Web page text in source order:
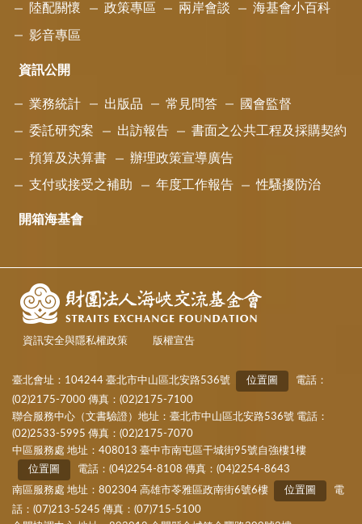
陸配關懷 政策專區 兩岸會談 海基會小百科
影音專區
資訊公開
業務統計 出版品 常見問答 國會監督
委託研究案 出訪報告 書面之公共工程及採購契約
預算及決算書 辦理政策宣導廣告
支付或接受之補助 年度工作報告 性騷擾防治
開箱海基會
資訊安全與隱私權政策 版權宣告
臺北會址：104244 臺北市中山區北安路536號 位置圖
電話：
(02)2175-7000 傳真：(02)2175-7100
聯合服務中心（文書驗證）地址：臺北市中山區北安路536號 電話：
(02)2533-5995 傳真：(02)2175-7070
中區服務處 地址：408013 臺中市南屯區干城街95號自強樓1樓
位置圖
電話：(04)2254-8108 傳真：(04)2254-8643
南區服務處 地址：802304 高雄市苓雅區政南街6號6樓
位置圖
電
話：(07)213-5245 傳真：(07)715-5100